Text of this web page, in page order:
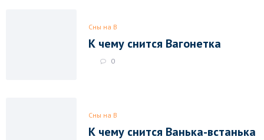
Сны на В
К чему снится Вагонетка
0
Сны на В
К чему снится Ванька-встанька